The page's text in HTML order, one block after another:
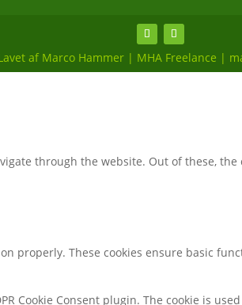
af Marco Hammer | MHA Freelance |
through the website. Out of these,
properly. These cookies ensure basic
Cookie Consent plugin. The cookie is